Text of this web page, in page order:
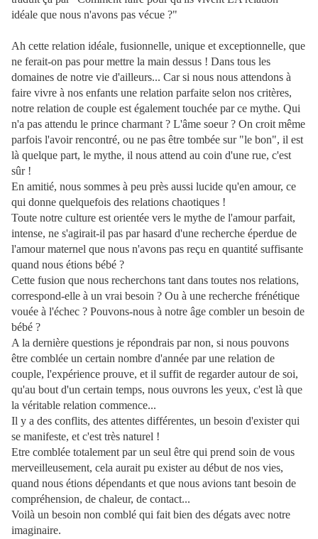
idéale que nous n'avons pas vécue ?"
Ah cette relation idéale, fusionnelle, unique et exceptionnelle, que
ne ferait-on pas pour mettre la main dessus ! Dans tous les
domaines de notre vie d'ailleurs... Car si nous nous attendons à
faire vivre à nos enfants une relation parfaite selon nos critères,
notre relation de couple est également touchée par ce mythe. Qui
n'a pas attendu le prince charmant ? L'âme soeur ? On croit même
parfois l'avoir rencontré, ou ne pas être tombée sur "le bon", il est
là quelque part, le mythe, il nous attend au coin d'une rue, c'est
sûr !
En amitié, nous sommes à peu près aussi lucide qu'en amour, ce
qui donne quelquefois des relations chaotiques !
Toute notre culture est orientée vers le mythe de l'amour parfait,
intense, ne s'agirait-il pas par hasard d'une recherche éperdue de
l'amour maternel que nous n'avons pas reçu en quantité suffisante
quand nous étions bébé ?
Cette fusion que nous recherchons tant dans toutes nos relations,
correspond-elle à un vrai besoin ? Ou à une recherche frénétique
vouée à l'échec ? Pouvons-nous à notre âge combler un besoin de
bébé ?
A la dernière questions je répondrais par non, si nous pouvons
être comblée un certain nombre d'année par une relation de
couple, l'expérience prouve, et il suffit de regarder autour de soi,
qu'au bout d'un certain temps, nous ouvrons les yeux, c'est là que
la véritable relation commence...
Il y a des conflits, des attentes différentes, un besoin d'exister qui
se manifeste, et c'est très naturel !
Etre comblée totalement par un seul être qui prend soin de vous
merveilleusement, cela aurait pu exister au début de nos vies,
quand nous étions dépendants et que nous avions tant besoin de
compréhension, de chaleur, de contact...
Voilà un besoin non comblé qui fait bien des dégats avec notre
imaginaire.